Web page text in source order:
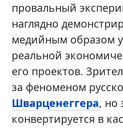
провальный
наглядно
медийным образом
реальной
его проектов.
за феноменом
Шварценеггера, но
конвертируется в